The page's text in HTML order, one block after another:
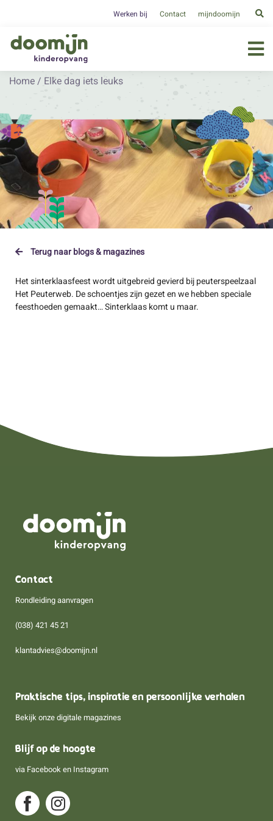
Werken bij Contact mijndoomijn
Home / Elke dag iets leuks
Terug naar blogs & magazines
Het sinterklaasfeest wordt uitgebreid gevierd bij peuterspeelzaal
Het Peuterweb. De schoentjes zijn gezet en we hebben speciale
feesthoeden gemaakt… Sinterklaas komt u maar.
Contact
Rondleiding aanvragen
(038) 421 45 21
klantadvies@doomijn.nl
Praktische tips, inspiratie en persoonlijke verhalen
Bekijk onze digitale magazines
Blijf op de hoogte
via Facebook en Instagram